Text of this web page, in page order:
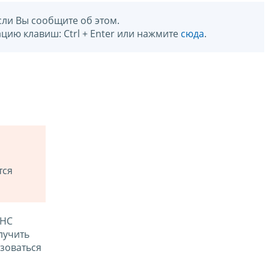
Вы сообщите об этом.
клавиш: Ctrl + Enter или нажмите сюда.